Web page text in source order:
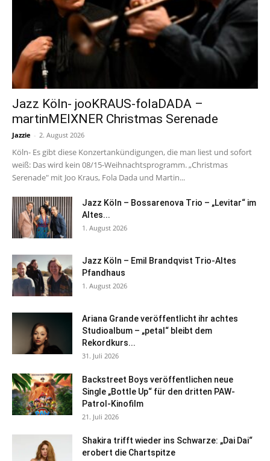
Jazz Köln- jooKRAUS-folaDADA –
martinMEIXNER Christmas Serenade
Jazzie - 2. August 2026
Köln- Es gibt diese Konzertankündigungen, die man liest und sofort
weiß: Das wird kein 08/15-Weihnachtsprogramm. „Christmas
Serenade" mit Joo Kraus, Fola Dada und Martin...
Jazz Köln – Bossarenova Trio – „Levitar“ im
Altes...
1. August 2026
Jazz Köln – Emil Brandqvist Trio-Altes
Pfandhaus
1. August 2026
Ariana Grande veröffentlicht ihr achtes
Studioalbum – „petal“ bleibt dem
Rekordkurs...
31. Juli 2026
Backstreet Boys veröffentlichen neue
Single „Bottle Up“ für den dritten PAW-
Patrol-Kinofilm
21. Juli 2026
Shakira trifft wieder ins Schwarze: „Dai Dai“
erobert die Chartspitze